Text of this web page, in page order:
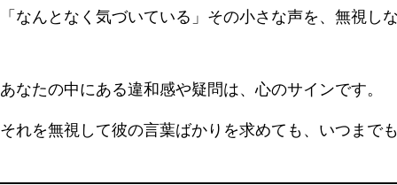
「なんとなく気づいている」その小さな声を、無視し
あなたの中にある違和感や疑問は、心のサインです。
それを無視して彼の言葉ばかりを求めても、いつまで